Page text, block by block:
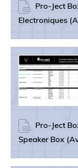
Pro-Ject
Electroniques
Pro-Ject
Speaker Box